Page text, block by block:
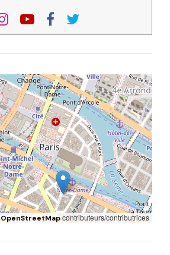
OpenStreetMapcontributeurs/contributrices